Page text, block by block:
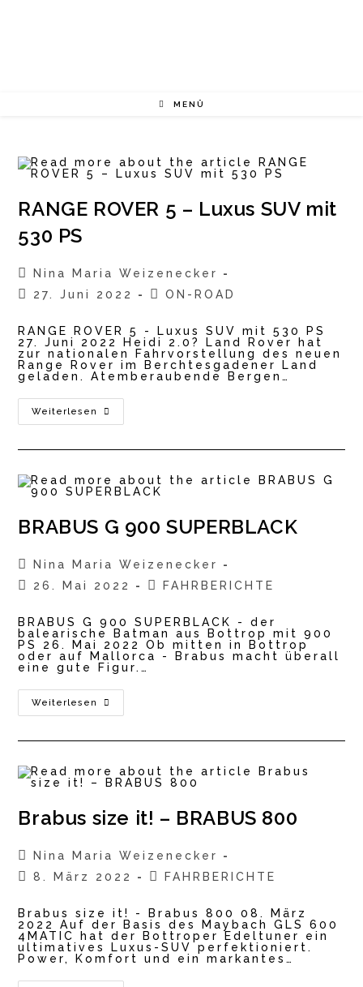
MENÜ
RANGE ROVER 5 – Luxus SUV mit
530 PS
Beitrags-
Autor:
Nina Maria Weizenecker
Beitrag
27. Juni 2022
Beitrags-
ON-ROAD
RANGE ROVER 5 - Luxus SUV mit 530 PS
27. Juni 2022 Heidi 2.0? Land Rover hat
zur nationalen Fahrvorstellung des neuen
Range Rover im Berchtesgadener Land
geladen. Atemberaubende Bergen…
Weiterlesen
RANGE
ROVER
Mit
530
BRABUS G 900 SUPERBLACK
Beitrags-
Autor:
Nina Maria Weizenecker
Beitrag
26. Mai 2022
Beitrags-
FAHRBERICHTE
BRABUS G 900 SUPERBLACK - der
balearische Batman aus Bottrop mit 900
PS 26. Mai 2022 Ob mitten in Bottrop
oder auf Mallorca - Brabus macht überall
eine gute Figur.…
Weiterlesen
BRABUS
G
Brabus size it! – BRABUS 800
Beitrags-
Autor:
Nina Maria Weizenecker
Beitrag
8. März 2022
Beitrags-
FAHRBERICHTE
Brabus size it! - Brabus 800 08. März
2022 Auf der Basis des Maybach GLS 600
4MATIC hat der Bottroper Edeltuner ein
ultimatives Luxus-SUV perfektioniert.
Power, Komfort und ein markantes…